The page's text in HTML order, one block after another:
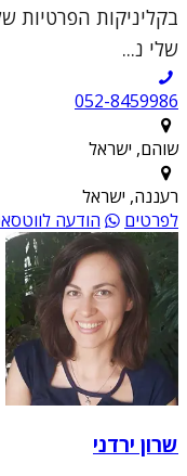
בקליניקות הפרטיות
שלי נ...
052-8459986
שוהם, ישראל
רעננה, ישראל
לפרטים
הודעה
שרון ירדני